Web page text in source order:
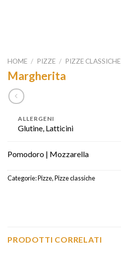
HOME / PIZZE / PIZZE CLASSICHE
Margherita
ALLERGENI
Glutine, Latticini
Pomodoro | Mozzarella
Categorie:Pizze,Pizze classiche
PRODOTTI CORRELATI